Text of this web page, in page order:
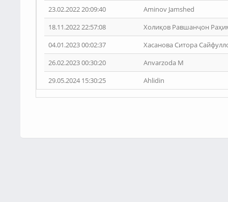
23.02.2022 20:09:40
Aminov Jamshed
18.11.2022 22:57:08
Холиқов Равшанҷон
04.01.2023 00:02:37
Хасанова Ситора
26.02.2023 00:30:20
Anvarzoda M
29.05.2024 15:30:25
Ahlidin